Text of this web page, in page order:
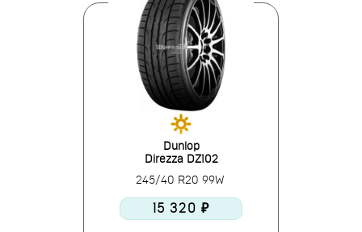
Dunlop
Direzza DZ102
245/40 R20 99W
15 320 ₽